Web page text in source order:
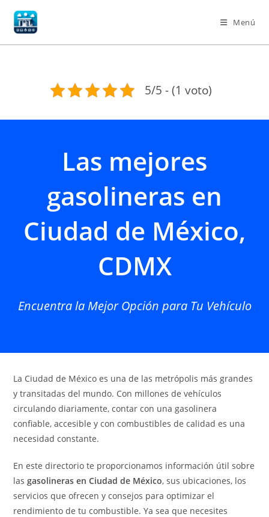
contenido
Menú
5/5 - (1 voto)
Las mejores
gasolineras en
Ciudad de México,
CDMX
Encuentra la Mejor Opción para Tu Vehículo
La Ciudad de México es una de las metrópolis más grandes
y transitadas del mundo. Con millones de vehículos
circulando diariamente, contar con una gasolinera
confiable, accesible y con combustibles de calidad es una
necesidad constante.
En este directorio te proporcionamos información útil sobre
lasgasolineras en Ciudad de México, sus ubicaciones, los
servicios que ofrecen y consejos para optimizar el
rendimiento de tu combustible. Ya sea que necesites